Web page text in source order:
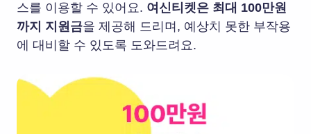
스를 이용할 수 있어요. 여신티켓은 최대 100만원
까지 지원금을 제공해 드리며, 예상치 못한 부작용
에 대비할 수 있도록 도와드려요.